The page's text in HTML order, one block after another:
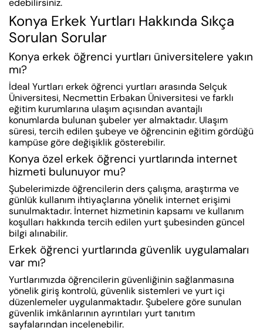
edebilirsiniz.
Konya Erkek Yurtları Hakkında Sıkça
Sorulan Sorular
Konya erkek öğrenci yurtları üniversitelere yakın
mı?
İdeal Yurtları erkek öğrenci yurtları arasında Selçuk
Üniversitesi, Necmettin Erbakan Üniversitesi ve farklı
eğitim kurumlarına ulaşım açısından avantajlı
konumlarda bulunan şubeler yer almaktadır. Ulaşım
süresi, tercih edilen şubeye ve öğrencinin eğitim gördüğü
kampüse göre değişiklik gösterebilir.
Konya özel erkek öğrenci yurtlarında internet
hizmeti bulunuyor mu?
Şubelerimizde öğrencilerin ders çalışma, araştırma ve
günlük kullanım ihtiyaçlarına yönelik internet erişimi
sunulmaktadır. İnternet hizmetinin kapsamı ve kullanım
koşulları hakkında tercih edilen yurt şubesinden güncel
bilgi alınabilir.
Erkek öğrenci yurtlarında güvenlik uygulamaları
var mı?
Yurtlarımızda öğrencilerin güvenliğinin sağlanmasına
yönelik giriş kontrolü, güvenlik sistemleri ve yurt içi
düzenlemeler uygulanmaktadır. Şubelere göre sunulan
güvenlik imkânlarının ayrıntıları yurt tanıtım
sayfalarından incelenebilir.